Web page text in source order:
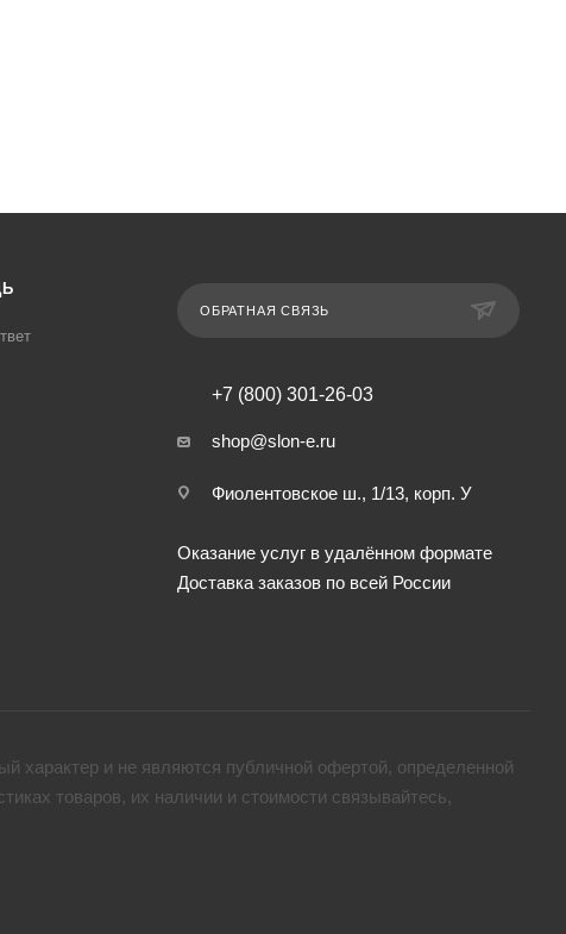
ОБРАТНАЯ СВЯЗЬ
+7 (800) 301-26-03
shop@slon-e.ru
Фиолентовское ш., 1/13, корп. У
Оказание услуг в удалённом формате
Доставка заказов по всей России
характер и не являются публичной офертой, определенной
товaров, их наличии и стоимости связывайтесь,